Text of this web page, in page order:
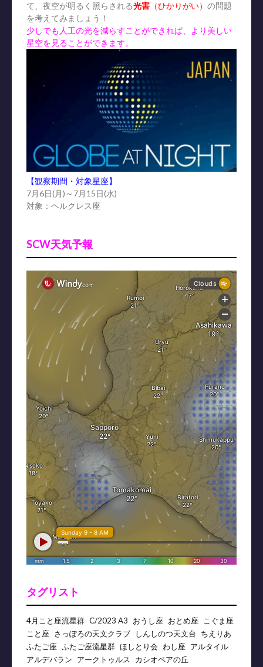
て、夜空が明るく照らされる光害 （ひかりがい） の問題
を考えてみましょう！
少しでも人工の光を減らすことができれば、より美しい
星空を見ることができます。
【観察期間・対象星座】
7月6日(月)～7月15日(水)
対象：ヘルクレス座
SCW天気予報
タグリスト
4月こと座流星群 C/2023 A3 おうし座 おとめ座 こぐま座
こと座 さっぽろの天文クラブ しんしのつ天文台
ちえりあ
ふたご座 ふたご座流星群 ほしとり会 わし座 アルタイル
アルデバラン
アークトゥルス カシオペアの丘